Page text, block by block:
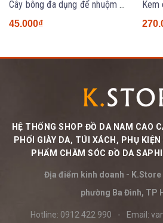
Cây bông đa dụng để nhuộm giày
45.000₫
HỆ THỐNG SHOP ĐỒ DA NAM CAO
PHỐI GIÀY DA, TÚI XÁCH, PHỤ
PHẨM CHĂM SÓC ĐỒ DA
Địa điểm kinh doanh - K.Store
phường Ba Đình, TP
Hotline: 0912 422 990 - Email: